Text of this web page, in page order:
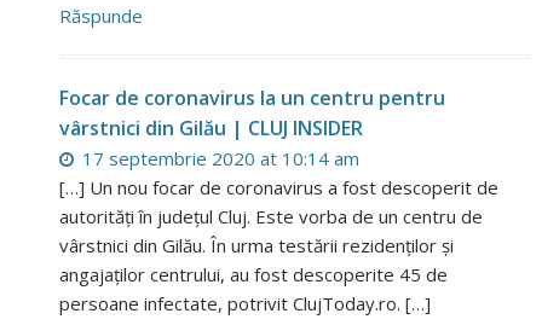
Răspunde
Focar de coronavirus la un centru pentru
vârstnici din Gilău | CLUJ INSIDER
17 septembrie 2020 at 10:14 am
[…] Un nou focar de coronavirus a fost descoperit de
autorități în județul Cluj. Este vorba de un centru de
vârstnici din Gilău. În urma testării rezidenților și
angajaților centrului, au fost descoperite 45 de
persoane infectate, potrivit ClujToday.ro. […]